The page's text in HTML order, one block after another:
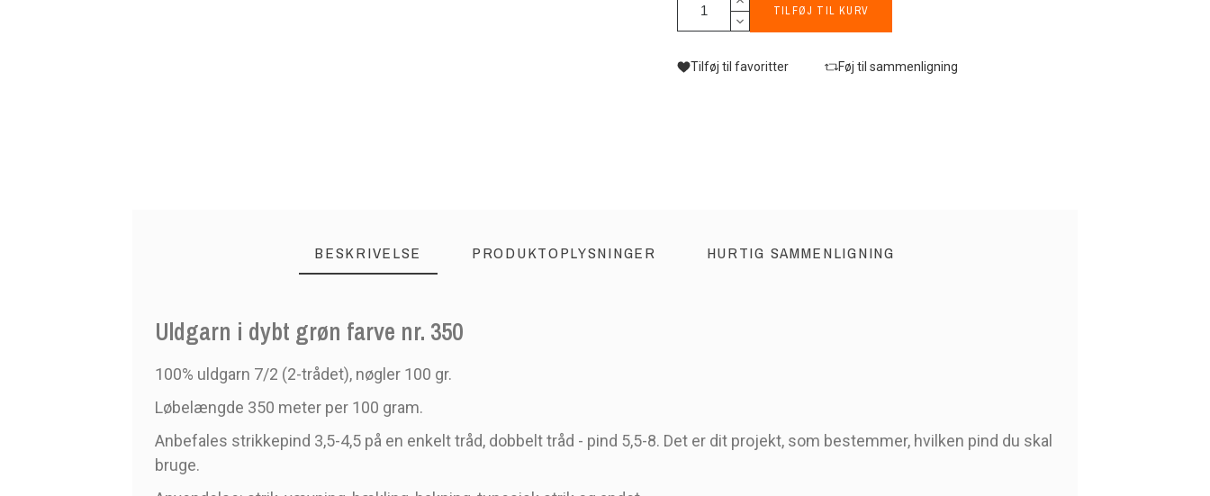
TILFØJ TIL KURV
Tilføj til favoritter Føj til sammenligning
BESKRIVELSE PRODUKTOPLYSNINGER HURTIG SAMMENLIGNING
Uldgarn i dybt grøn farve nr. 350
100% uldgarn 7/2 (2-trådet), nøgler 100 gr.
Løbelængde 350 meter per 100 gram.
Anbefales strikkepind 3,5-4,5 på en enkelt tråd, dobbelt tråd - pind 5,5-8. Det er dit projekt, som bestemmer, hvilken pind du skal
bruge.